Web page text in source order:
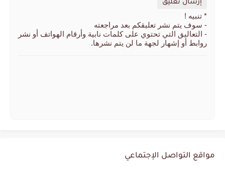
إرسال تعليق
* تنبيه !
- سوف يتم نشر تعليقكم بعد مراجعته
- التعاليق التي تحتوي على كلمات نابية وأرقام الهواتف أو نشر
روابط أو إشهار لجهة ما لن يتم نشرها.
مواقع التواصل الإجتماعي